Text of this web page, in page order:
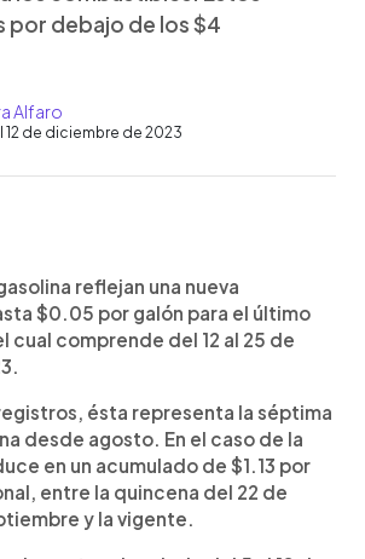
por debajo de los $4
Alfaro
12 de diciembre de 2023
artículoreflejan una nueva
$0.05 por galón para el último
cual comprende del 12 al 25 de
ésta representa la séptima
desde agosto. En el caso de la
en un acumulado de $1.13 por
entre la quincena del 22 de
y la vigente.